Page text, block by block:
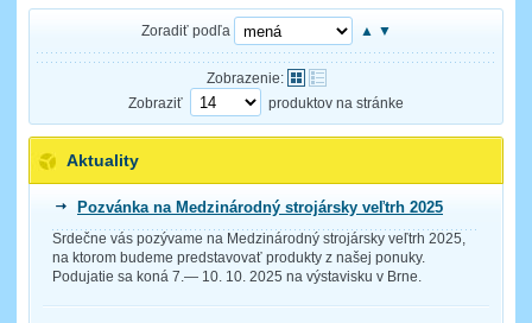
Zoradiť podľa ▲ ▼
Zobrazenie:
Zobraziť
produktov na stránke
Aktuality
Pozvánka na Medzinárodný strojársky veľtrh 2025
Srdečne vás pozývame na Medzinárodný strojársky veľtrh 2025,
na ktorom budeme predstavovať produkty z našej ponuky.
Podujatie sa koná 7.— 10. 10. 2025 na výstavisku v Brne.